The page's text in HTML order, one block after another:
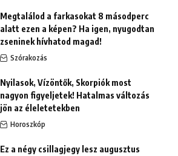
Megtalálod a farkasokat 8 másodperc
alatt ezen a képen? Ha igen, nyugodtan
zseninek hívhatod magad!
Szórakozás
Nyilasok, Vízöntők, Skorpiók most
nagyon figyeljetek! Hatalmas változás
jön az éleletetekben
Horoszkóp
Ez a négy csillagjegy lesz augusztus